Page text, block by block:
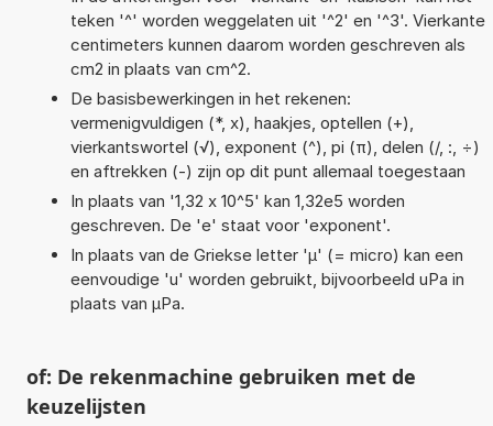
teken '^' worden weggelaten uit '^2' en '^3'. Vierkante
centimeters kunnen daarom worden geschreven als
cm2 in plaats van cm^2.
De basisbewerkingen in het rekenen:
vermenigvuldigen (*, x), haakjes, optellen (+),
vierkantswortel (√), exponent (^), pi (π), delen (/, :, ÷)
en aftrekken (-) zijn op dit punt allemaal toegestaan
In plaats van '1,32 x 10^5' kan 1,32e5 worden
geschreven. De 'e' staat voor 'exponent'.
In plaats van de Griekse letter 'µ' (= micro) kan een
eenvoudige 'u' worden gebruikt, bijvoorbeeld uPa in
plaats van µPa.
of: De rekenmachine gebruiken met de
keuzelijsten